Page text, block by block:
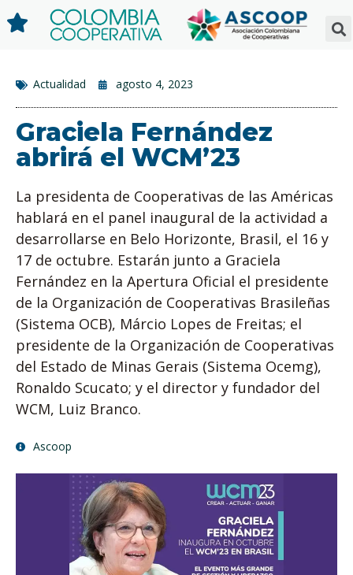
Actualidad agosto 4, 2023
Graciela Fernández
abrirá el WCM’23
La presidenta de Cooperativas de las Américas
hablará en el panel inaugural de la actividad a
desarrollarse en Belo Horizonte, Brasil, el 16 y
17 de octubre. Estarán junto a Graciela
Fernández en la Apertura Oficial el presidente
de la Organización de Cooperativas Brasileñas
(Sistema OCB), Márcio Lopes de Freitas; el
presidente de la Organización de Cooperativas
del Estado de Minas Gerais (Sistema Ocemg),
Ronaldo Scucato; y el director y fundador del
WCM, Luiz Branco.
Ascoop